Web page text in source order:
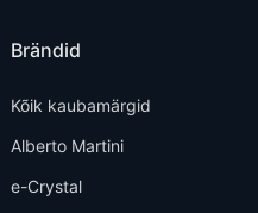
Brändid
Kõik kaubamärgid
Alberto Martini
e-Crystal